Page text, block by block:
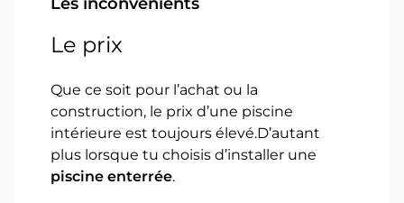
Le prix
Que ce soit pour l’achat ou la
construction, le prix d’une piscine
intérieure est toujours élevé.D’autant
plus lorsque tu choisis d’installer une
piscine enterrée.